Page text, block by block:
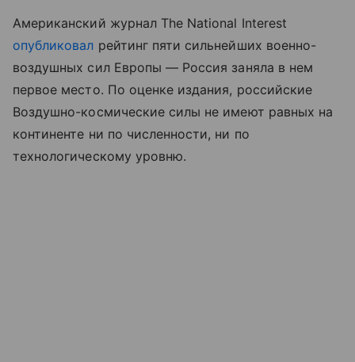
Американский журнал The National Interest
опубликовал рейтинг пяти сильнейших военно-
воздушных сил Европы — Россия заняла в нем
первое место. По оценке издания, российские
Воздушно-космические силы не имеют равных на
континенте ни по численности, ни по
технологическому уровню.